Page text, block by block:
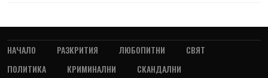
НАЧАЛО РАЗКРИТИЯ ЛЮБОПИТНИ
СВЯТ
ПОЛИТИКА
КРИМИНАЛНИ
СКАНДАЛНИ